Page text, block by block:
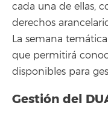
cada una de ellas,
derechos
La semana
que permitirá
disponibles para
Gestión del